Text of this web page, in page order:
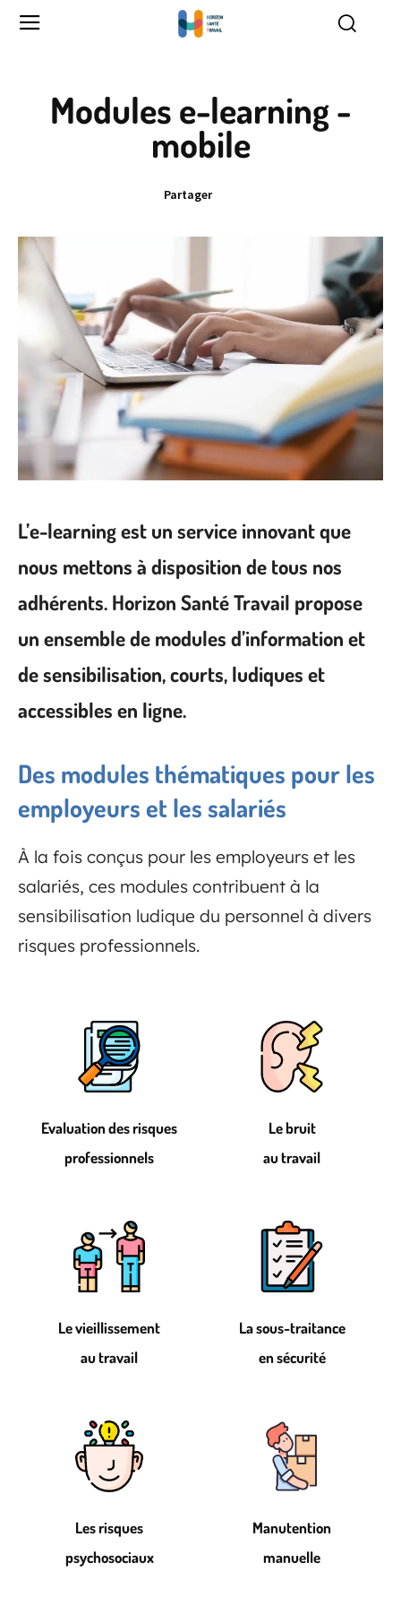
Modules e-learning -
mobile
Partager
L’e-learning est un service innovant que
nous mettons à disposition de tous nos
adhérents. Horizon Santé Travail propose
un ensemble de modules d’information et
de sensibilisation, courts, ludiques et
accessibles en ligne.
Des modules thématiques pour les
employeurs et les salariés
À la fois conçus pour les employeurs et les
salariés, ces modules contribuent à la
sensibilisation ludique du personnel à divers
risques professionnels.
Evaluation des risques
professionnels
Le bruit
au travail
Le vieillissement
au travail
La sous-traitance
en sécurité
Les risques
psychosociaux
Manutention
manuelle